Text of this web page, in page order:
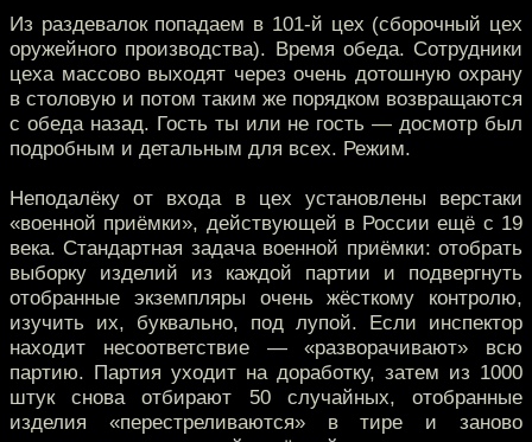
Из раздевалок попадаем в 101-й цех (сборочный цех
оружейного производства). Время обеда. Сотрудники
цеха массово выходят через очень дотошную охрану
в столовую и потом таким же порядком возвращаются
с обеда назад. Гость ты или не гость — досмотр был
подробным и детальным для всех. Режим.
Неподалёку от входа в цех установлены верстаки
«военной приёмки», действующей в России ещё с 19
века. Стандартная задача военной приёмки: отобрать
выборку изделий из каждой партии и подвергнуть
отобранные экземпляры очень жёсткому контролю,
изучить их, буквально, под лупой. Если инспектор
находит несоответствие — «разворачивают» всю
партию. Партия уходит на доработку, затем из 1000
штук снова отбирают 50 случайных, отобранные
изделия «перестреливаются» в тире и заново